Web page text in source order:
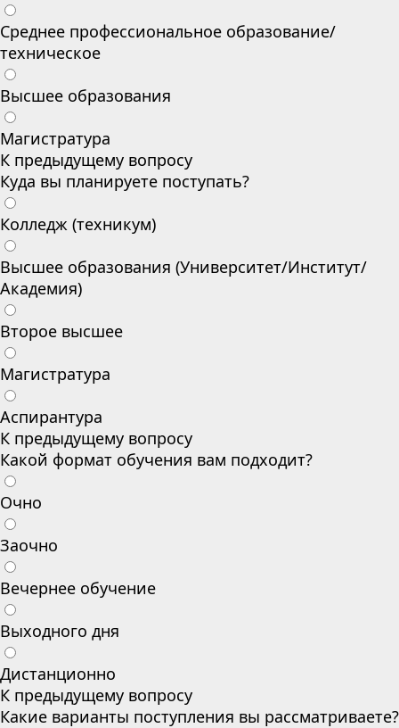
Среднее профессиональное образование/
техническое
Высшее образования
Магистратура
К предыдущему вопросу
Куда вы планируете поступать?
Колледж (техникум)
Высшее образования (Университет/Институт/
Академия)
Второе высшее
Магистратура
Аспирантура
К предыдущему вопросу
Какой формат обучения вам подходит?
Очно
Заочно
Вечернее обучение
Выходного дня
Дистанционно
К предыдущему вопросу
Какие варианты поступления вы рассматриваете?